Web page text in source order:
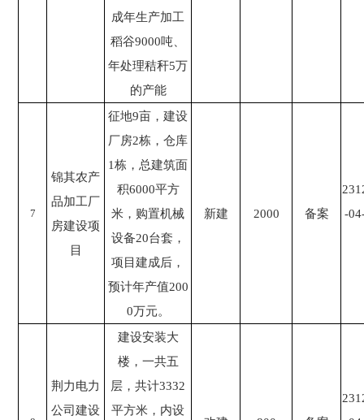
成年⽣产加⼯
稻⾕9000吨、
年处理秸秆5万
的产能
7
锦其农产
品加工厂
房建设项
目
征地9亩，建设
厂房2栋，仓库
1栋，总建筑面
积6000平方
米，购置机械
设备20台套，
项目建成后，
预计年产值200
0万元。
新建 2000 备案
-
荆力电力
公司建设
建设安装大
楼，一共五
层，共计3332
平方米，内设